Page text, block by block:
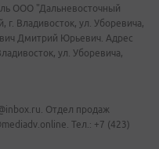
ООО "Дальневосточный
Владивосток, ул. Уборевича,
Дмитрий Юрьевич. Адрес
ул. Уборевича,
Отдел продаж
Тел.: +7 (423)